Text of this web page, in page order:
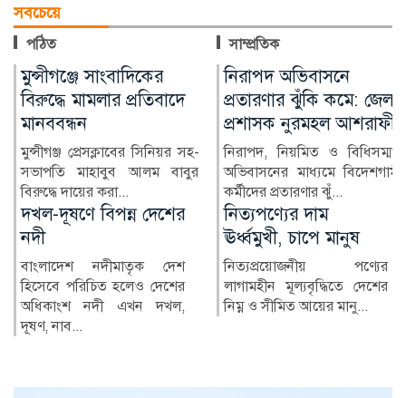
সবচেয়ে
পঠিত সাম্প্রতিক
নিরাপদ অভিবাসনে
প্রতারণার ঝুঁকি কমে: জেলা
প্রশাসক নুরমহল আশরাফী
নিরাপদ, নিয়মিত ও বিধিসম্মত
অভিবাসনের মাধ্যমে বিদেশগামী
কর্মীদের প্রতারণার ঝুঁ...
আওয়ামী লীগের ভবিষ্যৎ
আদালতের সিদ্ধান্তে:
স্বরাষ্ট্রমন্ত্রী
স্বরাষ্ট্রমন্ত্রী সালাহউদ্দিন আহমদ
বলেছেন, জুলাই-আগস্টের
আন্দোলন ঘিরে সংঘটিত...
নিত্যপণ্যের দাম
ঊর্ধ্বমুখী, চাপে মানুষ
নিত্যপ্রয়োজনীয় পণ্যের
লাগামহীন মূল্যবৃদ্ধিতে দেশের
নিম্ন ও সীমিত আয়ের মানু...
নোয়াখালীতে জিও ব্যাগ
প্রকল্পে অনিয়মের
অভিযোগ, এলাকাবাসীর
মানববন্ধন
নোয়াখালীর সুবর্ণচর উপজেলার